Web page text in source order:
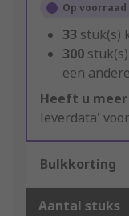
Op voorraad
33 stuk(s)
300
een
Heeft u meer
leverdata'
Bulkkorting
Aantal stuks